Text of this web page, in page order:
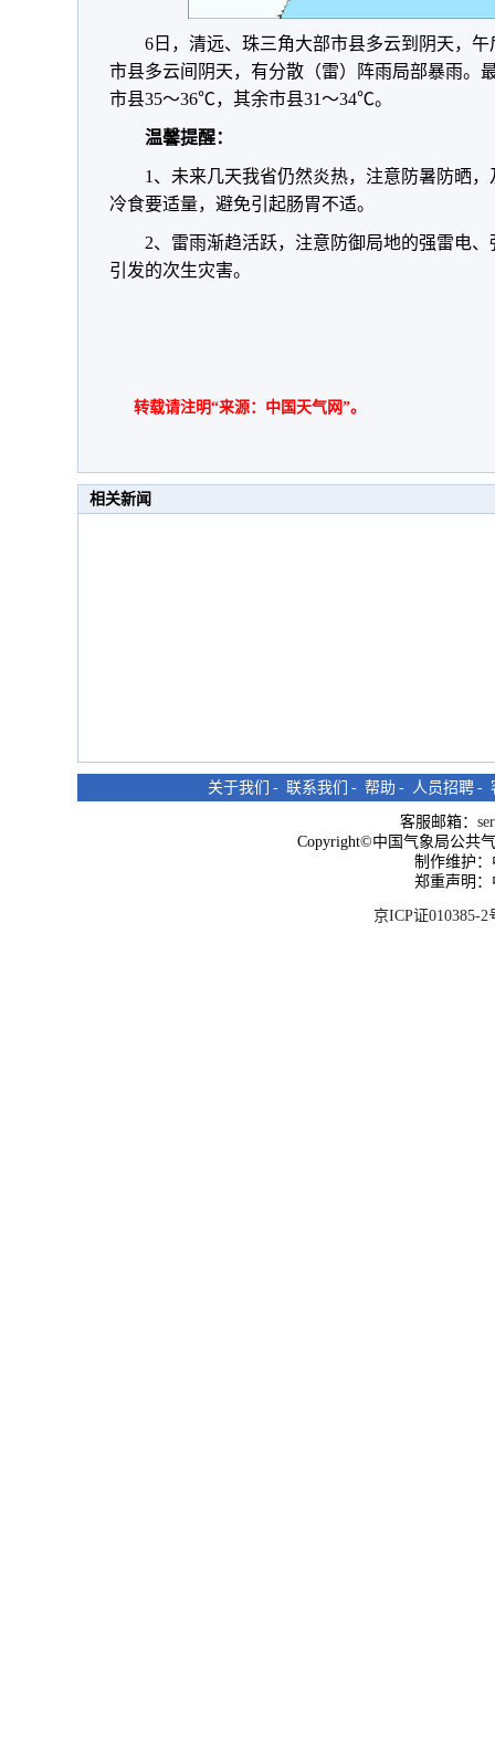
6日，清远、珠三角大部市县多云到阴天，
市县多云间阴天，有分散（雷）阵雨局部暴雨。
市县35～36℃，其余市县31～34℃。
温馨提醒：
1、未来几天我省仍然炎热，注意防暑防晒
冷食要适量，避免引起肠胃不适。
2、雷雨渐趋活跃，注意防御局地的强雷电
引发的次生灾害。
转载请注明“来源：中国天气网”。
相关新闻
关于我们 - 联系我们 - 帮助 - 人员招聘 -
客服邮箱：
Copyright©中国气象局公共
制作维护
郑重声明
京ICP证010385-2